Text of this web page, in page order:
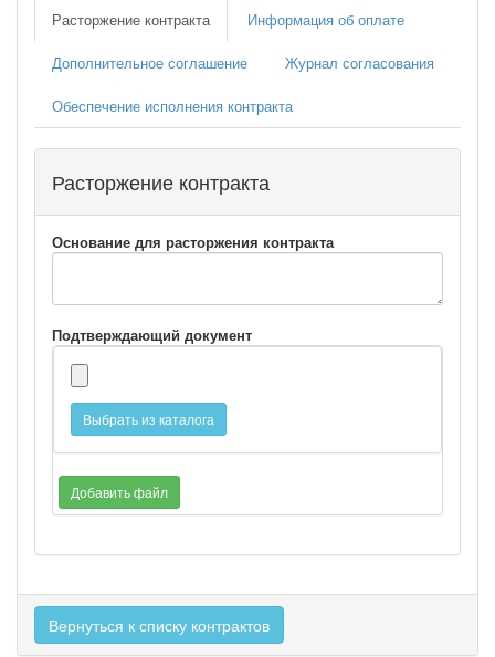
Расторжение контракта Информация об оплате
Дополнительное соглашение Журнал согласования
Обеспечение исполнения контракта
Расторжение контракта
Основание для расторжения контракта
Подтверждающий документ
Выбрать из каталога
Добавить файл
Вернуться к списку контрактов